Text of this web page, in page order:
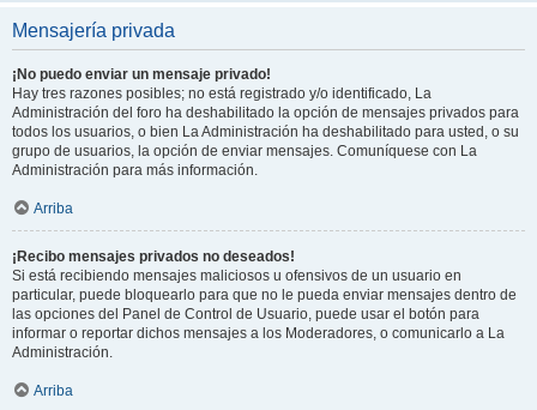
Mensajería privada
¡No puedo enviar un mensaje privado!
Hay tres razones posibles; no está registrado y/o identificado, La
Administración del foro ha deshabilitado la opción de mensajes privados para
todos los usuarios, o bien La Administración ha deshabilitado para usted, o su
grupo de usuarios, la opción de enviar mensajes. Comuníquese con La
Administración para más información.
Arriba
¡Recibo mensajes privados no deseados!
Si está recibiendo mensajes maliciosos u ofensivos de un usuario en
particular, puede bloquearlo para que no le pueda enviar mensajes dentro de
las opciones del Panel de Control de Usuario, puede usar el botón para
informar o reportar dichos mensajes a los Moderadores, o comunicarlo a La
Administración.
Arriba